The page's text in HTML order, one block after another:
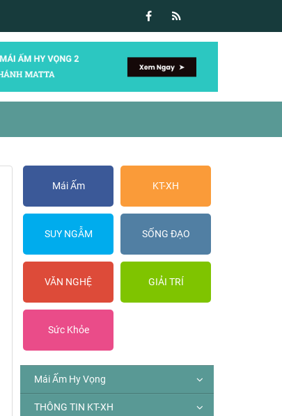
Mái Ấm KT-XH
SUY NGẪM SỐNG ĐẠO
VĂN NGHỆ GIẢI TRÍ
Sức Khỏe
Mái Ấm Hy Vọng
THÔNG TIN KT-XH